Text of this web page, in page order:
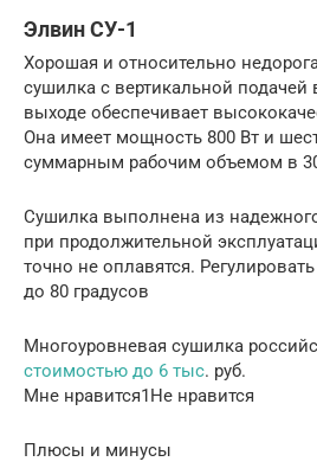
Элвин СУ-1
Хорошая и относительно
сушилка с вертикальной подачей
выходе обеспечивает
Она имеет мощность 800 Вт и
суммарным рабочим объемом в
Сушилка выполнена из
при продолжительной
точно не оплавятся.
до 80 градусов
Многоуровневая сушилка
стоимостью до 6 тыс. руб.
Мне нравится1Не нравится
Плюсы и минусы